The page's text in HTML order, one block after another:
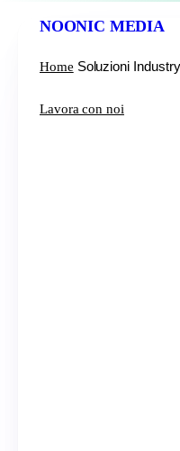
NOONIC MEDIA
Home Soluzioni Industry
Lavora con noi